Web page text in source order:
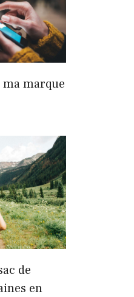
marque
de
en